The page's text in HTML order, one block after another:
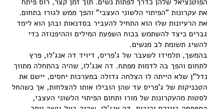
את עקרונות "הפיתוי הלשוני העצבי" והפך ממש לגורו בתחום.
את הרעיונות שלו הוא התחיל להעביר בסדנאות ובהן הוא לימד
גברים כיצד להשתמש בכוח השפעת המילים וההיפנוזה כדי
להשיג תשומת לב מנשים.
בהמשך, תלמידו לשעבר של ג'פריס, דיויד דה אנג'לו, פרץ
לתחום והפך בה לדמות מפתח. דה אנג'לו, שהיה בהתחלה מתווך
נדל"ן שלא הייתה לו הצלחה גדולה במערכות יחסים, יישם את
הטכניקות של ג'פריס עד שהן הובילו אותו להצלחות, אך כשהחל
לסטות מהעקרונות של מורו ותחום הפיתוי הלשוני העצבי,